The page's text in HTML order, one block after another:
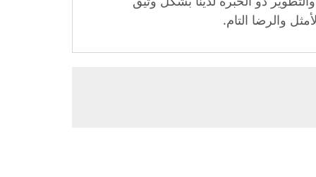
والرضا التام.